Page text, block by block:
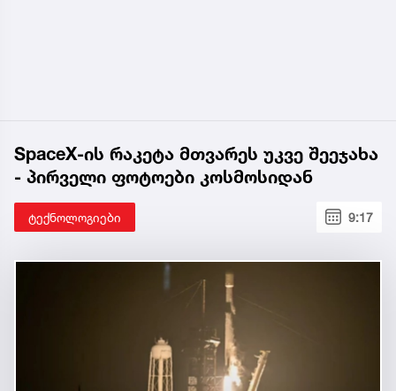
SpaceX-ის რაკეტა მთვარეს უკვე შეეჯახა
- პირველი ფოტოები კოსმოსიდან
ტექნოლოგიები 9:17